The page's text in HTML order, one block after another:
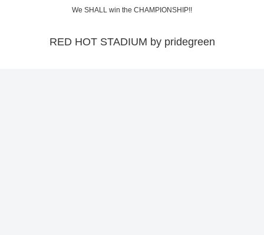
We SHALL win the CHAMPIONSHIP!!
RED HOT STADIUM by pridegreen